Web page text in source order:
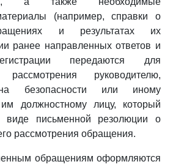
(например, справки о
и результатах их
ранее направленных ответов и
передаются для
рассмотрения руководителю,
безопасности или иному
должностному лицу, который
виде письменной резолюции о
рассмотрения обращения.
обращениям оформляются